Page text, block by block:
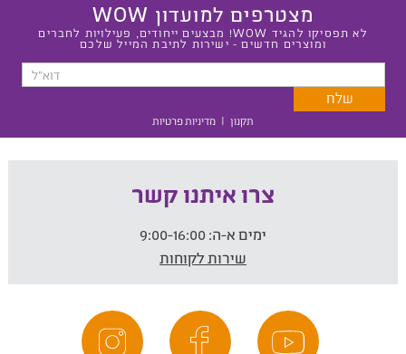
מצטרפים למועדון WOW
לא תפסיקו להגיד WOW! מבצעים ייחודים, פעילויות לחברים
ומוצרים חדשים - ישירות לתיבת המייל שלכם
תקנון | מדיניות פרטיות
צרו איתנו קשר
ימים א-ה:
שירות לקוחות